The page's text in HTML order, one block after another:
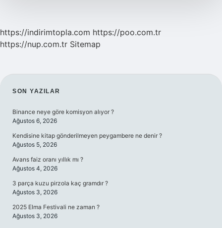
https://indirimtopla.com https://poo.com.tr
https://nup.com.tr Sitemap
SIDEBAR
SON YAZILAR
Binance neye göre komisyon alıyor ?
Ağustos 6, 2026
Kendisine kitap gönderilmeyen peygambere ne denir ?
Ağustos 5, 2026
Avans faiz oranı yıllık mı ?
Ağustos 4, 2026
3 parça kuzu pirzola kaç gramdır ?
Ağustos 3, 2026
2025 Elma Festivali ne zaman ?
Ağustos 3, 2026